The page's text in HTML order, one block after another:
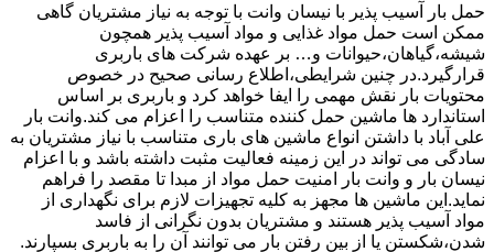
حمل بار آسیب پذیر با نیسان وانت با توجه به نیاز مشتریان گاهی
ممکن است حمل مواد غذایی و مواد آسیب پذیر همچون
شیشه،گیاهان،حیوانات و… بر عهده شرکت های باربری
قرارگیرد.در چنین شرایطی،اطلاع رسانی صحیح در خصوص
محتویات بار نقش مهمی را ایفا خواهد کرد و باربری بر اساس
استاندارد ها ماشین حمل کننده متناسب را اعزام می کند.وانت بار
علی آباد با داشتن انواع ماشین های باری متناسب با نیاز مشتریان به
سادگی می تواند در این زمینه فعالیت مثبت داشته باشد و با اعزام
نیسان بار و وانت بار امنیت حمل مواد از مبدا تا مقصد را فراهم
نماید.این ماشین ها مجهز به کلیه تجهیزات لازم برای نگهداری از
مواد آسیب پذیر هستند و مشتریان بدون نگرانی از فاسد
شدن،شکستن یا از بین رفتن بار می توانند آن را به باربری بسپارند.